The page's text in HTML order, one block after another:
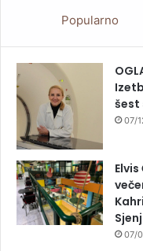
Popularno
šest
07/
07/